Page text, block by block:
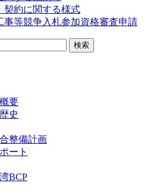
契約に関する様式
事等競争入札参加資格審査申請
要
史
整備計画
ート
BCP